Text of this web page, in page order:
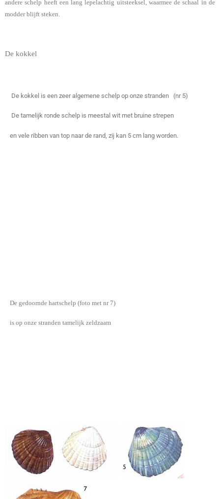
andere schelp heeft een lang lepelachtig uitsteeksel, waarmee de schaal in de
modder blijft steken.
De kokkel
De kokkel is een zeer algemene schelp op onze stranden (nr 5)
De tamelijk ronde schelp is meestal wit met bruine strepen
en vele ribben van top naar de rand, zij kan 5 cm lang worden.
De gedoornde hartschelp (foto met nr 7)
is op onze stranden tamelijk zeldzaam